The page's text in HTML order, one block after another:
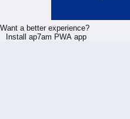
Want a better experience?
Install ap7am PWA app